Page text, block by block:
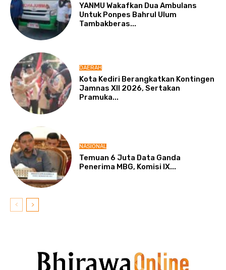
YANMU Wakafkan Dua Ambulans
Untuk Ponpes Bahrul Ulum
Tambakberas...
DAERAH
Kota Kediri Berangkatkan Kontingen
Jamnas XII 2026, Sertakan
Pramuka...
NASIONAL
Temuan 6 Juta Data Ganda
Penerima MBG, Komisi IX...